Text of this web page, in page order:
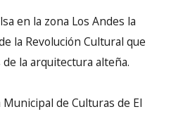
en la zona Los Andes la
la Revolución Cultural que
la arquitectura alteña.
de Culturas de El